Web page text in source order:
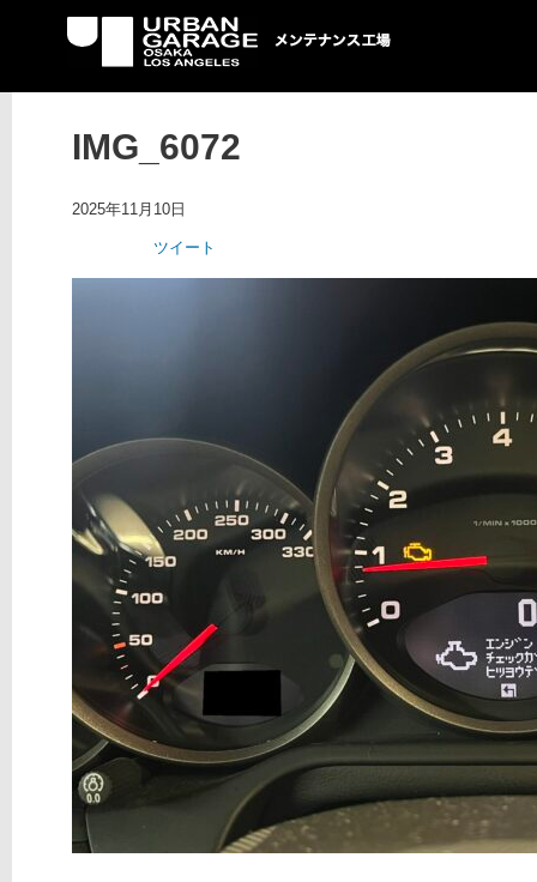
UG メンテナンス工場
IMG_6072
2025年11月10日
ツイート